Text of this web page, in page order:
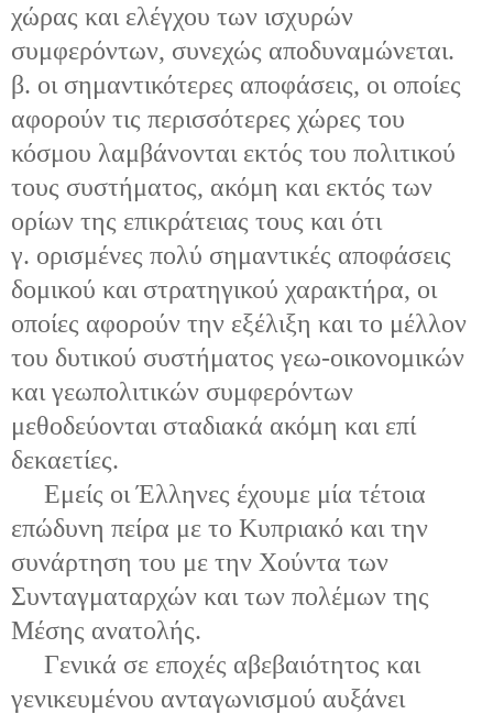
χώρας και ελέγχου των ισχυρών
συμφερόντων, συνεχώς αποδυναμώνεται.
β. οι σημαντικότερες αποφάσεις, οι οποίες
αφορούν τις περισσότερες χώρες του
κόσμου λαμβάνονται εκτός του πολιτικού
τους συστήματος, ακόμη και εκτός των
ορίων της επικράτειας τους και ότι
γ. ορισμένες πολύ σημαντικές αποφάσεις
δομικού και στρατηγικού χαρακτήρα, οι
οποίες αφορούν την εξέλιξη και το μέλλον
του δυτικού συστήματος γεω-οικονομικών
και γεωπολιτικών συμφερόντων
μεθοδεύονται σταδιακά ακόμη και επί
δεκαετίες.
Εμείς οι Έλληνες έχουμε μία τέτοια
επώδυνη πείρα με το Κυπριακό και την
συνάρτηση του με την Χούντα των
Συνταγματαρχών και των πολέμων της
Μέσης ανατολής.
Γενικά σε εποχές αβεβαιότητος και
γενικευμένου ανταγωνισμού αυξάνει